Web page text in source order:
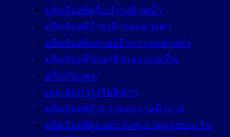
ผลิตภัณฑ์ครีมบำรุงผิวหน้า
ผลิตภัณฑ์บำรุงผิวรอบดวงตา
ผลิตภัณฑ์ลดรอยฝ้ากระจุดด่างดำ
ผลิตภัณฑ์รักษาสิวและแผลเป็น
ครีมกันแดด
เจล-ลิปบำรุงริมฝีปาก
ผลิตภัณฑ์ทำความสะอาดผิวกาย
ผลิตภัณฑ์ดูแลความสะอาดจุดซ่อนเร้น